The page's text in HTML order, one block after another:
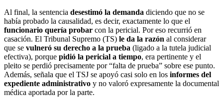
Al final, la sentencia desestimó la demanda diciendo que no se
había probado la causalidad, es decir, exactamente lo que el
funcionario quería probar con la pericial. Por eso recurrió en
casación. El Tribunal Supremo (TS) le da la razón al considerar
que se vulneró su derecho a la prueba (ligado a la tutela judicial
efectiva), porque pidió la pericial a tiempo, era pertinente y el
pleito se perdió precisamente por “falta de prueba” sobre ese punto.
Además, señala que el TSJ se apoyó casi solo en los informes del
expediente administrativo y no valoró expresamente la documental
médica aportada por la parte.